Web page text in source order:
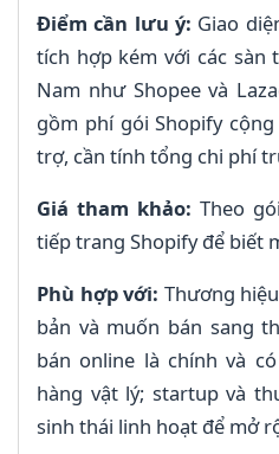
Điểm cần lưu ý: Giao
tích hợp kém với các
Nam như Shopee và
gồm phí gói Shopify
trợ, cần tính tổng chi phí
Giá tham khảo: Theo
tiếp trang Shopify để biết
Phù hợp với: Thương
bản và muốn bán sang
bán online là chính và
hàng vật lý; startup và
sinh thái linh hoạt để mở